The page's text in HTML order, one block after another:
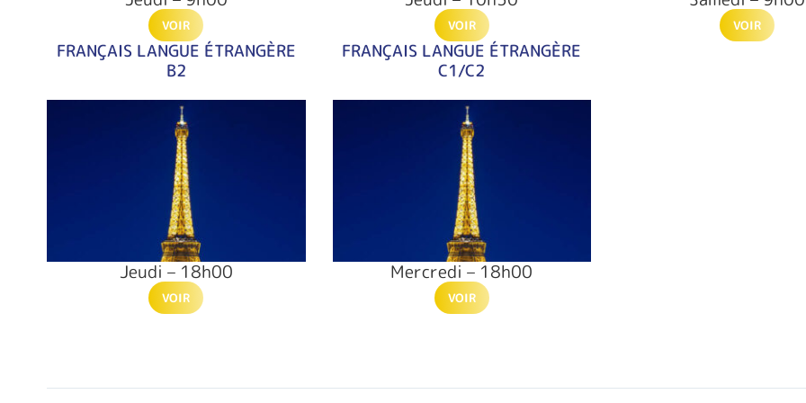
VOIR VOIR VOIR
FRANÇAIS LANGUE ÉTRANGÈRE
B2
Jeudi – 18h00
VOIR
FRANÇAIS LANGUE ÉTRANGÈRE
C1/C2
Mercredi – 18h00
VOIR